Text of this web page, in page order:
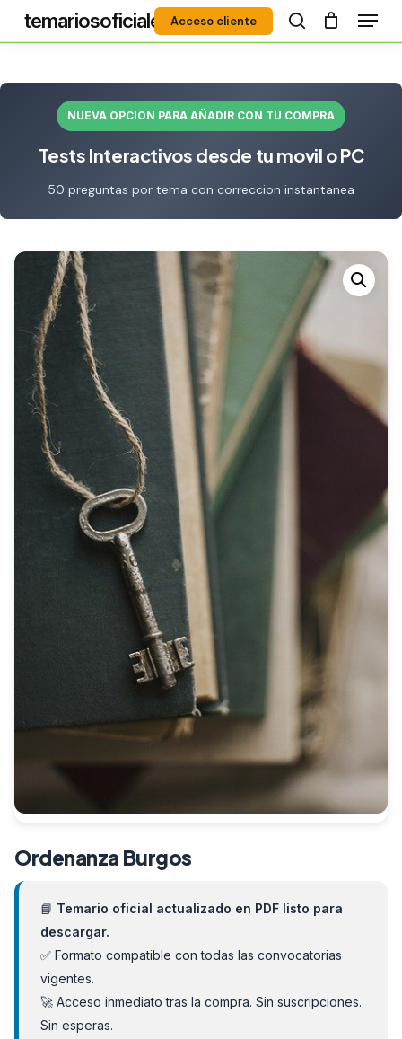
content
temariosoficiales
Acceso cliente
search
Menú
NUEVA OPCION PARA AÑADIR CON TU COMPRA
Tests Interactivos desde tu movil o PC
50 preguntas por tema con correccion instantanea
Ordenanza Burgos
📘 Temario oficial actualizado en PDF listo para
descargar.
✅ Formato compatible con todas las convocatorias
vigentes.
🚀 Acceso inmediato tras la compra. Sin suscripciones.
Sin esperas.